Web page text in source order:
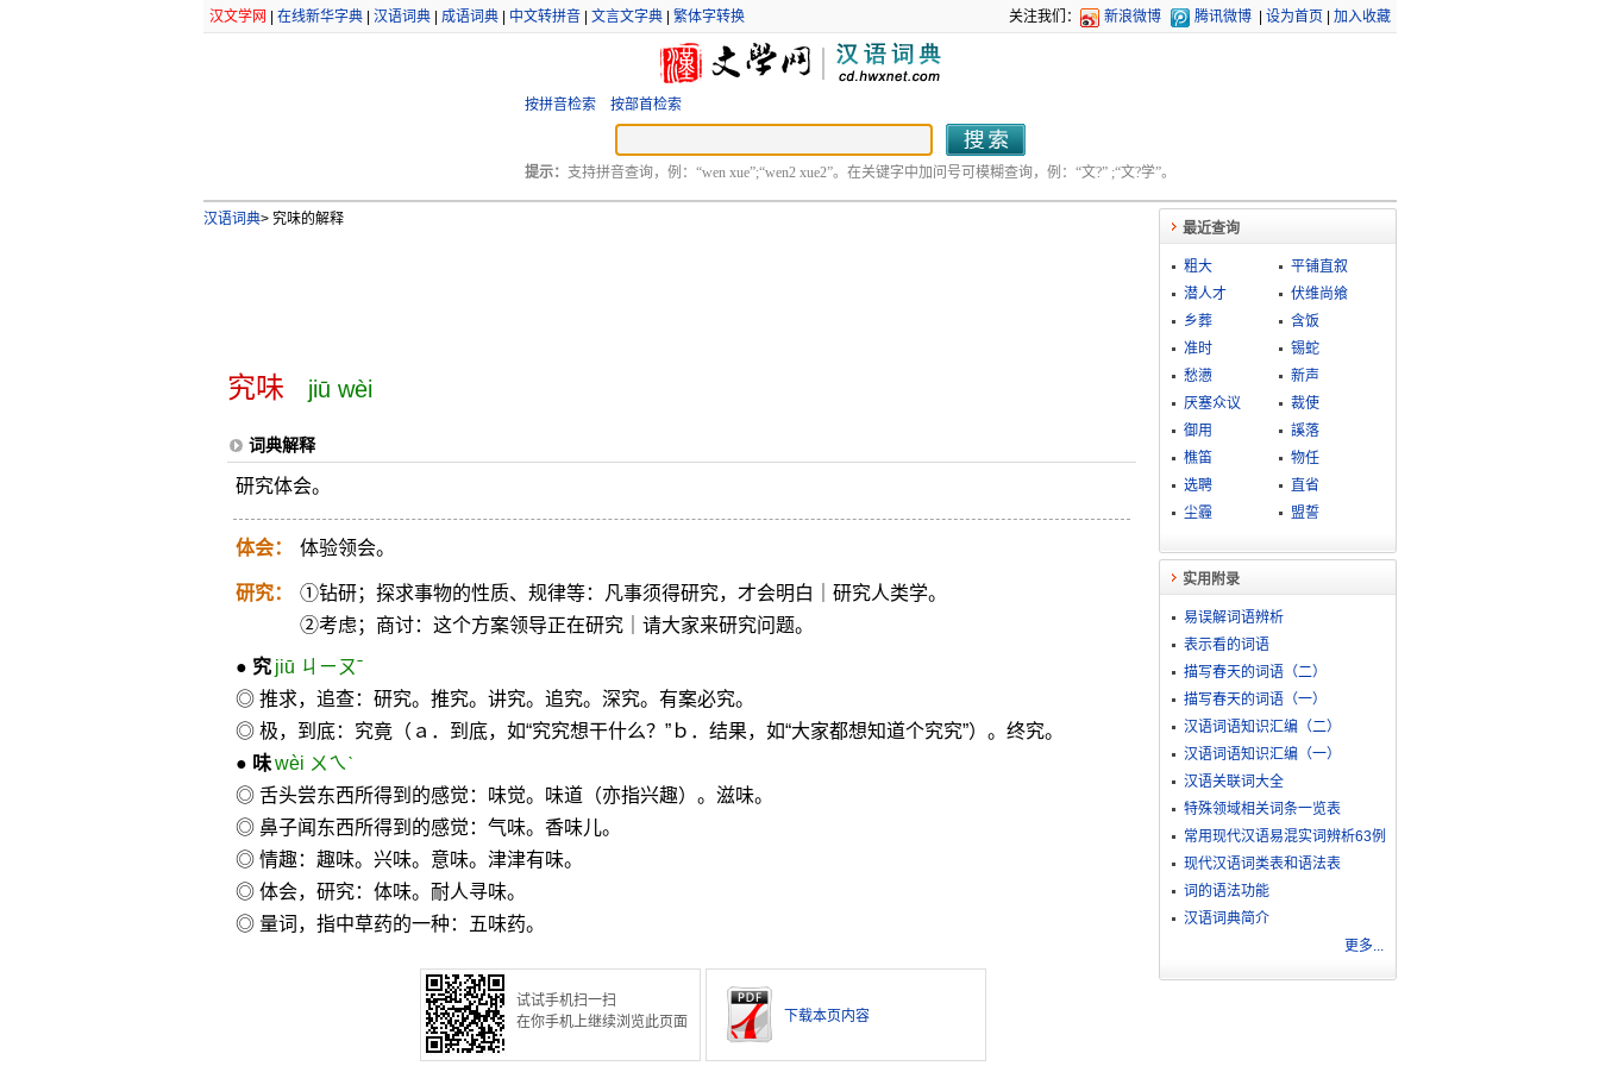
汉文学网 在线新华字典| 汉语词典| 成语词典| 中文转拼音| 文言文字典| 繁体字转换 关注我们： 新浪微博 腾讯微博 设为首页 加入收藏
按拼音检索 按部首检索
提示： 支持拼音查询，例：“wen xue”;“wen2 xue2”。在关键字中加问号可模糊查询，例：“文?” ;“文?学”。
汉语词典>究味的解释
究味 jiū wèi
词典解释
研究体会。
体会： 体验领会。
研究：
①钻研；探求事物的性质、规律等：凡事须得研究，才会明白｜研究人类学。
②考虑；商讨：这个方案领导正在研究｜请大家来研究问题。
● 究 jiū ㄐㄧㄡˉ
◎ 推求，追查：研究。推究。讲究。追究。深究。有案必究。
◎ 极，到底：究竟（ａ．到底，如“究究想干什么？”ｂ．结果，如“大家都想知道个究究”）。终究。
● 味 wèi ㄨㄟˋ
◎ 舌头尝东西所得到的感觉：味觉。味道（亦指兴趣）。滋味。
◎ 鼻子闻东西所得到的感觉：气味。香味儿。
◎ 情趣：趣味。兴味。意味。津津有味。
◎ 体会，研究：体味。耐人寻味。
◎ 量词，指中草药的一种：五味药。
试试手机扫一扫
在你手机上继续浏览此页面
下载本页内容
最近查询
粗大
平铺直叙
潜人才
伏维尚飨
乡葬
含饭
准时
锡蛇
愁懑
新声
厌塞众议
裁使
御用
謑落
樵笛
物任
选聘
直省
尘霾
盟誓
实用附录
易误解词语辨析
表示看的词语
描写春天的词语（二）
描写春天的词语（一）
汉语词语知识汇编（二）
汉语词语知识汇编（一）
汉语关联词大全
特殊领域相关词条一览表
常用现代汉语易混实词辨析63例
现代汉语词类表和语法表
词的语法功能
汉语词典简介
更多...